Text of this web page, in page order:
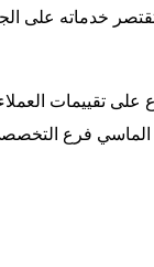
خدماته على
تقييمات
الماسي فرع